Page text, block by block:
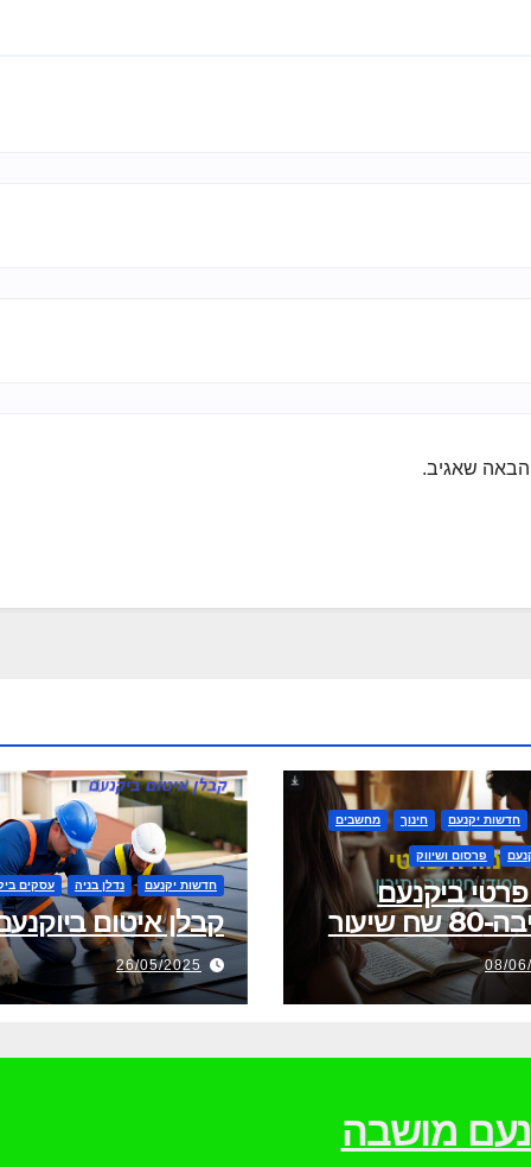
שאגיב.
חדשות יקנעם חינוך מחשבים
פרסום ושיווק
ביקנעם
שיעור
08/
חדשות יקנעם נדלן בניה עסקים
קבלן איטום
26/05/2025
מושבה